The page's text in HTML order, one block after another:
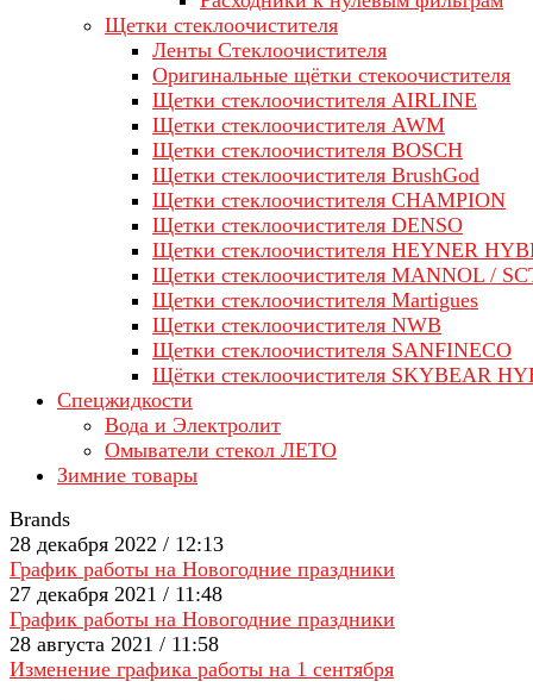
Щетки стеклоочистителя
Ленты Стеклоочистителя
Оригинальные щётки стекоочистителя
Щетки стеклоочистителя AIRLINE
Щетки стеклоочистителя AWM
Щетки стеклоочистителя BOSCH
Щетки стеклоочистителя BrushGod
Щетки стеклоочистителя CHAMPION
Щетки стеклоочистителя DENSO
Щетки стеклоочистителя HEYNER
Щетки стеклоочистителя MANNOL /
Щетки стеклоочистителя Martigues
Щетки стеклоочистителя NWB
Щетки стеклоочистителя SANFINECO
Щётки стеклоочистителя SKYBEAR
Спецжидкости
Вода и Электролит
Омыватели стекол ЛЕТО
Зимние товары
Brands
28 декабря 2022 / 12:13
График работы на Новогодние праздники
27 декабря 2021 / 11:48
График работы на Новогодние праздники
28 августа 2021 / 11:58
Изменение графика работы на 1 сентября